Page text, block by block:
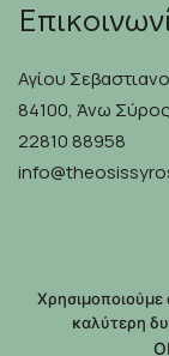
Αγίου
84100, Άνω Σύρος
22810 88958
©2026
καλύτερη